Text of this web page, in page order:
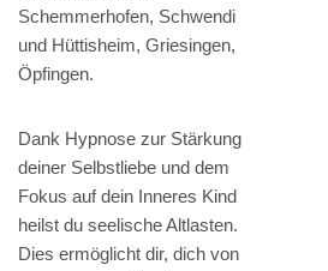
Schemmerhofen, Schwendi
und Hüttisheim, Griesingen,
Öpfingen.
Dank Hypnose zur Stärkung
deiner Selbstliebe und dem
Fokus auf dein Inneres Kind
heilst du seelische Altlasten.
Dies ermöglicht dir, dich von